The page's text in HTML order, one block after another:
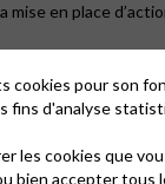
en place
Si’.
et le pape
des
orthodoxes du
cookies pour son
fins d'analyse
les cookies que
bien accepter